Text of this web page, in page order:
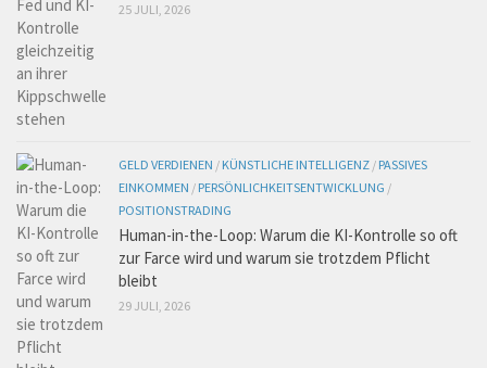
25 JULI, 2026
GELD VERDIENEN / KÜNSTLICHE INTELLIGENZ / PASSIVES
EINKOMMEN / PERSÖNLICHKEITSENTWICKLUNG /
POSITIONSTRADING
Human-in-the-Loop: Warum die KI-Kontrolle so oft
zur Farce wird und warum sie trotzdem Pflicht
bleibt
29 JULI, 2026